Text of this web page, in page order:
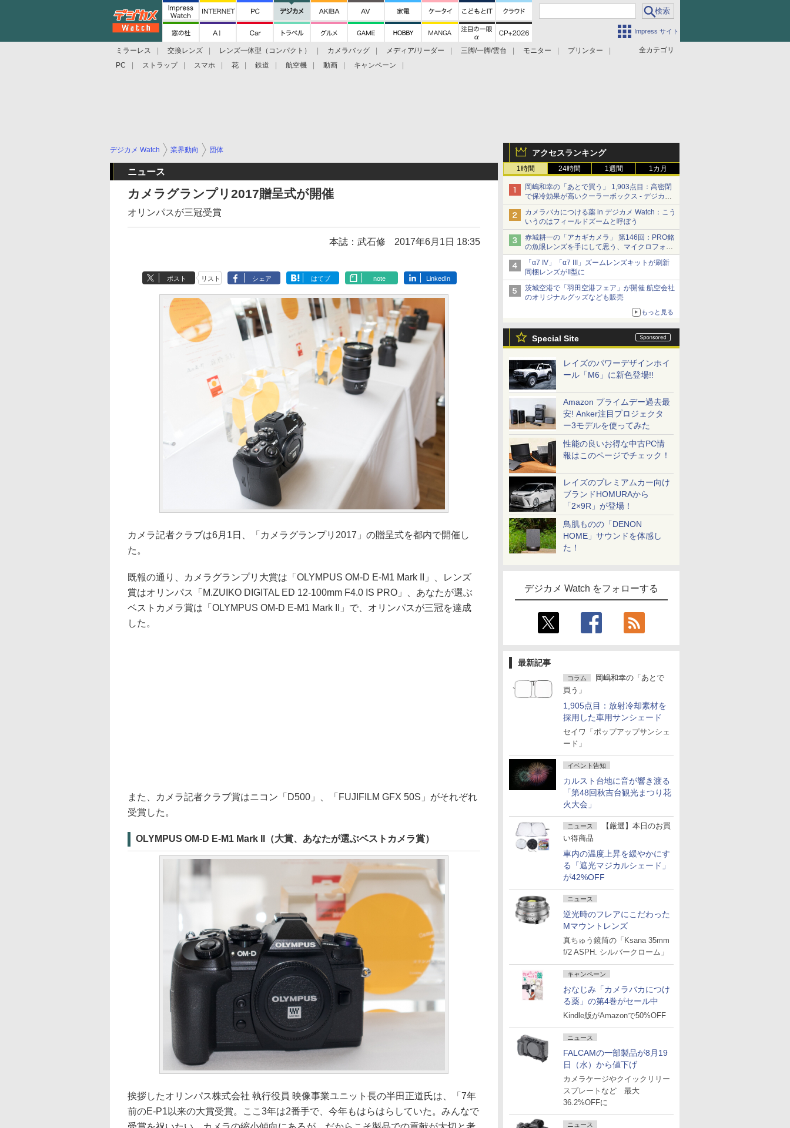
Impress サイト
全カテゴリ
ミラーレス 交換レンズ レンズ一体型（コンパクト） カメラバッグ メディア/リーダー 三脚/一脚/雲台 モニター
プリンター
PC
ストラップ スマホ 花 鉄道 航空機 動画 キャンペーン
アクセスランキング
1時間 24時間 1週間 1カ月
岡嶋和幸の「あとで買う」 1,903点目：高密閉
で保冷効果が高いクーラーボックス - デジカメ
Watch
カメラバカにつける薬 in デジカメ Watch：こう
いうのはフィールドズームと呼ぼう
赤城耕一の「アカギカメラ」 第146回：PRO銘
の魚眼レンズを手にして思う、マイクロフォー
サーズへの期待と可能性
「α7 IV」「α7 III」ズームレンズキットが刷新
同梱レンズがII型に
茨城空港で「羽田空港フェア」が開催 航空会社
のオリジナルグッズなども販売
もっと見る
Special Site
レイズのパワーデザインホイ
ール「M6」に新色登場!!
Amazon プライムデー過去最
安! Anker注目プロジェクタ
ー3モデルを使ってみた
性能の良いお得な中古PC情
報はこのページでチェック！
レイズのプレミアムカー向け
ブランドHOMURAから
「2×9R」が登場！
鳥肌ものの「DENON
HOME」サウンドを体感し
た！
デジカメ Watch をフォローする
最新記事
コラム
岡嶋和幸の「あとで
買う」
1,905点目：放射冷却素材を
採用した車用サンシェード
セイワ「ポップアップサンシェ
ード」
イベント告知
カルスト台地に音が響き渡る
「第48回秋吉台観光まつり花
火大会」
ニュース
【厳選】本日のお買
い得商品
車内の温度上昇を緩やかにす
る「遮光マジカルシェード」
が42%OFF
ニュース
逆光時のフレアにこだわった
Mマウントレンズ
真ちゅう鏡筒の「Ksana 35mm
f/2 ASPH. シルバークローム」
キャンペーン
おなじみ「カメラバカにつけ
る薬」の第4巻がセール中
Kindle版がAmazonで50%OFF
ニュース
FALCAMの一部製品が8月19
日（水）から値下げ
カメラケージやクイックリリー
スプレートなど 最大
36.2%OFFに
ニュース
デジカメ Watch 業界動向 団体
ニュース
カメラグランプリ2017贈呈式が開催
オリンパスが三冠受賞
本誌：武石修 2017年6月1日 18:35
ポスト リスト シェア はてブ note LinkedIn
カメラ記者クラブは6月1日、「カメラグランプリ2017」の贈呈式を都内で開催し
た。
既報の通り、カメラグランプリ大賞は「OLYMPUS OM-D E-M1 Mark II」、レンズ
賞はオリンパス「M.ZUIKO DIGITAL ED 12-100mm F4.0 IS PRO」、あなたが選ぶ
ベストカメラ賞は「OLYMPUS OM-D E-M1 Mark II」で、オリンパスが三冠を達成
した。
また、カメラ記者クラブ賞はニコン「D500」、「FUJIFILM GFX 50S」がそれぞれ
受賞した。
OLYMPUS OM-D E-M1 Mark II（大賞、あなたが選ぶベストカメラ賞）
挨拶したオリンパス株式会社 執行役員 映像事業ユニット長の半田正道氏は、「7年
前のE-P1以来の大賞受賞。ここ3年は2番手で、今年もはらはらしていた。みんなで